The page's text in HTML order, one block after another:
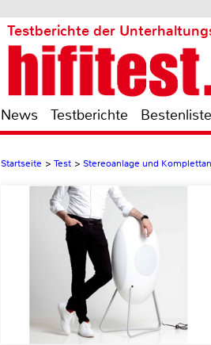
Testberichte der
News Testberichte Bestenliste
Startseite > Test > Stereoanlage und